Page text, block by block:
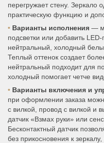
перегружает стену. Зеркало
практическую функцию и
• Варианты исполнения —
подсветки или добавить
нейтральный, холодный
Теплый оттенок создает
нейтральный подходит для
холодный помогает четче
• Варианты включения и
при оформлении заказа
с вилкой, провод с вилкой и
датчик «Взмах руки» или
Бесконтактный датчик
без прикосновения к